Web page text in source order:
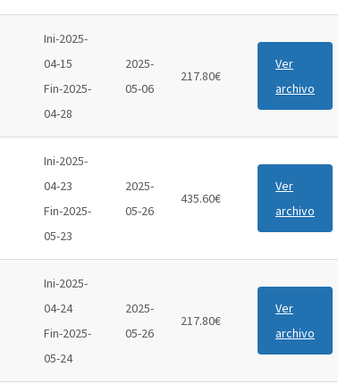
Ini-2025-
04-15
Fin-2025-
04-28
2025-
05-06
217.80€
Ver
archivo
Ini-2025-
04-23
Fin-2025-
05-23
2025-
05-26
435.60€
Ver
archivo
Ini-2025-
04-24
Fin-2025-
05-24
2025-
05-26
217.80€
Ver
archivo